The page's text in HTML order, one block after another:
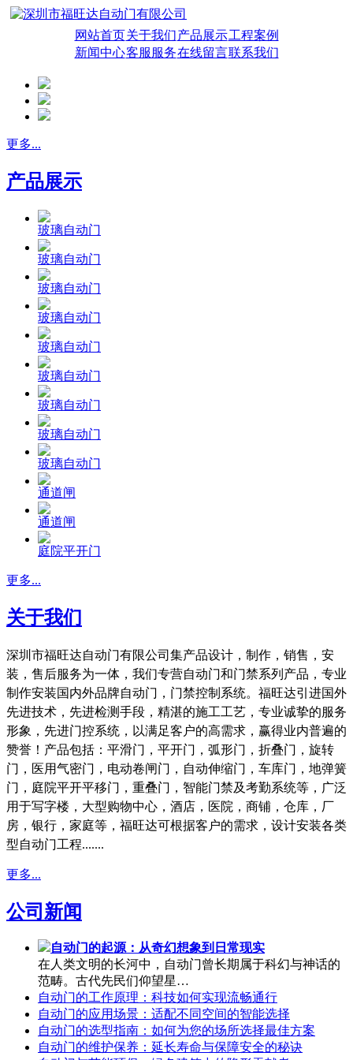
网站首页关于我们产品展示工程案例
新闻中心客服服务在线留言联系我们
更多...
产品展示
玻璃自动门
玻璃自动门
玻璃自动门
玻璃自动门
玻璃自动门
玻璃自动门
玻璃自动门
玻璃自动门
玻璃自动门
通道闸
通道闸
庭院平开门
更多...
关于我们
深圳市福旺达自动门有限公司集产品设计，制作，销售，安
装，售后服务为一体，我们专营自动门和门禁系列产品，专业
制作安装国内外品牌自动门，门禁控制系统。福旺达引进国外
先进技术，先进检测手段，精湛的施工工艺，专业诚挚的服务
形象，先进门控系统，以满足客户的高需求，赢得业内普遍的
赞誉！产品包括：平滑门，平开门，弧形门，折叠门，旋转
门，医用气密门，电动卷闸门，自动伸缩门，车库门，地弹簧
门，庭院平开平移门，重叠门，智能门禁及考勤系统等，广泛
用于写字楼，大型购物中心，酒店，医院，商铺，仓库，厂
房，银行，家庭等，福旺达可根据客户的需求，设计安装各类
型自动门工程.......
更多...
公司新闻
自动门的起源：从奇幻想象到日常现实
在人类文明的长河中，自动门曾长期属于科幻与神话的
范畴。古代先民们仰望星…
自动门的工作原理：科技如何实现流畅通行
自动门的应用场景：适配不同空间的智能选择
自动门的选型指南：如何为您的场所选择最佳方案
自动门的维护保养：延长寿命与保障安全的秘诀